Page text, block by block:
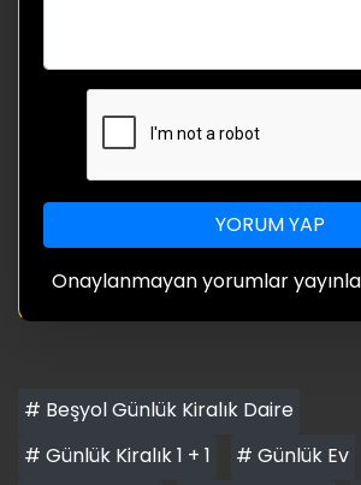
YORUM YAP
Onaylanmayan yorumlar
# Beşyol Günlük Kiralık Daire
# Günlük Kiralık 1 + 1
# Günlük Ev